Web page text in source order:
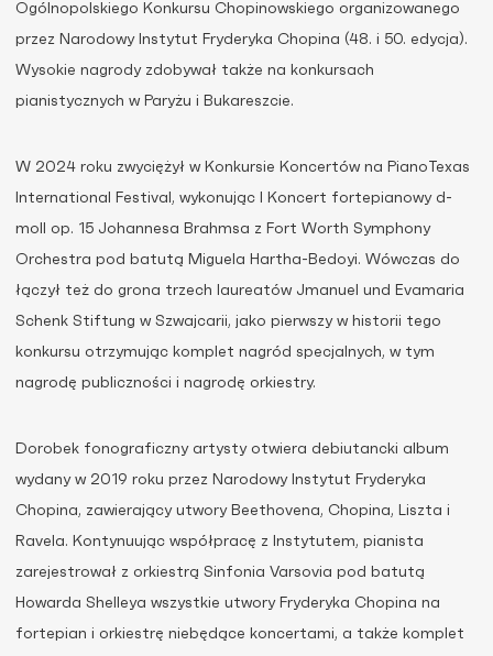
Ogólnopolskiego Konkursu Chopinowskiego organizowanego
przez Narodowy Instytut Fryderyka Chopina (48. i 50. edycja).
Wysokie nagrody zdobywał także na konkursach
pianistycznych w Paryżu i Bukareszcie.
W 2024 roku zwyciężył w Konkursie Koncertów na PianoTexas
International Festival, wykonując I Koncert fortepianowy d-
moll op. 15 Johannesa Brahmsa z Fort Worth Symphony
Orchestra pod batutą Miguela Hartha-Bedoyi. Wówczas do
łączył też do grona trzech laureatów Jmanuel und Evamaria
Schenk Stiftung w Szwajcarii, jako pierwszy w historii tego
konkursu otrzymując komplet nagród specjalnych, w tym
nagrodę publiczności i nagrodę orkiestry.
Dorobek fonograficzny artysty otwiera debiutancki album
wydany w 2019 roku przez Narodowy Instytut Fryderyka
Chopina, zawierający utwory Beethovena, Chopina, Liszta i
Ravela. Kontynuując współpracę z Instytutem, pianista
zarejestrował z orkiestrą Sinfonia Varsovia pod batutą
Howarda Shelleya wszystkie utwory Fryderyka Chopina na
fortepian i orkiestrę niebędące koncertami, a także komplet